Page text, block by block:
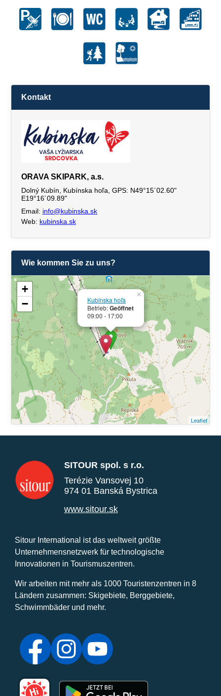
Kontakt
ORAVA SKIPARK, a.s.
Dolný Kubín, Kubínska hoľa, GPS: N49°15´02.60"
E19°16´09.89"
Email: info@kubinska.sk
Web: kubinska.sk
Wie kommen Sie zu uns?
Kubínska hoľa
Betrieb:Geöffnet
09:00 - 17:00
×
+
−
Leaflet
SITOUR spol. s r.o.
Terézie Vansovej 10
974 01 Banská Bystrica
www.sitour.sk
Sitour International ist das weltweit größte
Unternehmensnetzwerk für technologische
Innovationen in Tourismuszentren.
Wir arbeiten mit mehr als 1000 Touristenzentren in 8
Ländern zusammen: Skigebiete, Berggebiete,
Schwimmbäder und mehr.